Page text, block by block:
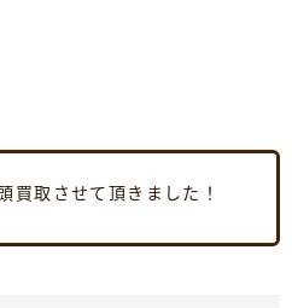
買取させて頂きました！